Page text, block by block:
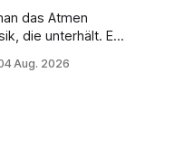
das Atmen
kein
Aug. 2026